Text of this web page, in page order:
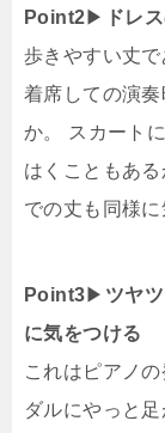
Point2▶︎
ドレ
歩きやすい丈
着席しての演
か。 スカート
はくこともあ
での丈も同様
Point3▶︎ ツヤ
に気をつける
これはピアノ
ダルにやっと